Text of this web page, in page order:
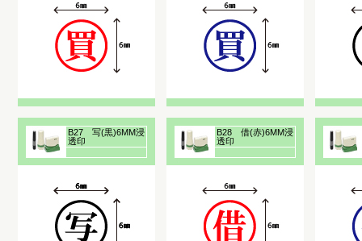
B27 写(黒)6MM浸
透印
B28 借(赤)6MM浸
透印